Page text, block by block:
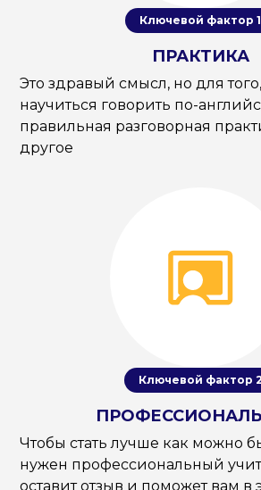
Ключевой фактор 1
ПРАКТИКА
Это здравый смысл, но для
научиться говорить по-
правильная разговорная
другое
Ключевой фактор 2
Чтобы стать лучше как можно
нужен профессиональный
оставит отзыв и поможет вам в